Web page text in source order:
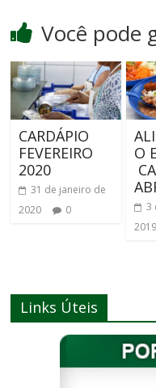
Você pode
CARDÁPIO
FEVEREIRO
2020
31 de janeiro de
2020
0
O
3
2019
Links Úteis